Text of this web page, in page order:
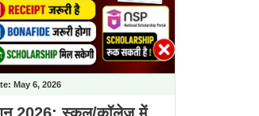
May 6, 2026